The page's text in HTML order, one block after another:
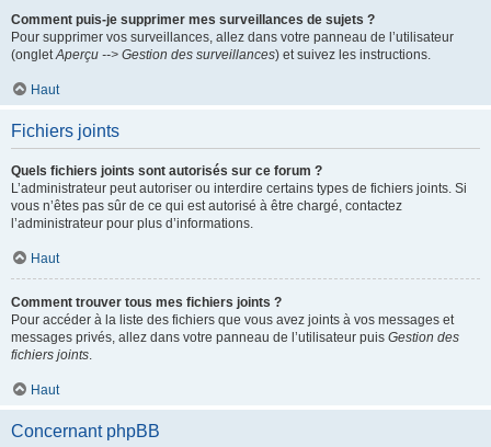
Comment puis-je supprimer mes surveillances de sujets ?
Pour supprimer vos surveillances, allez dans votre panneau de l’utilisateur
(ongletAperçu --> Gestion des surveillances) et suivez les instructions.
Haut
Fichiers joints
Quels fichiers joints sont autorisés sur ce forum ?
L’administrateur peut autoriser ou interdire certains types de fichiers joints. Si
vous n’êtes pas sûr de ce qui est autorisé à être chargé, contactez
l’administrateur pour plus d’informations.
Haut
Comment trouver tous mes fichiers joints ?
Pour accéder à la liste des fichiers que vous avez joints à vos messages et
messages privés, allez dans votre panneau de l’utilisateur puis Gestion des
fichiers joints.
Haut
Concernant phpBB